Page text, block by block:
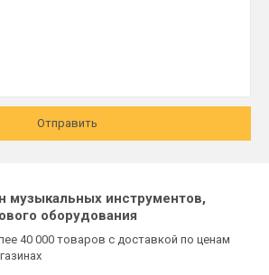
Отправить
музыкальных инструментов,
оборудования
40 000 товаров с доставкой по ценам